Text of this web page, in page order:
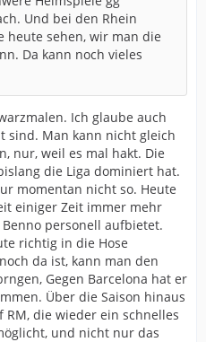
Und bei den Rhein
heute sehen, wir man die
Da kann noch vieles
Ich glaube auch
sind. Man kann nicht gleich
nur, weil es mal hakt. Die
die Liga dominiert hat.
momentan nicht so. Heute
einiger Zeit immer mehr
personell aufbietet.
richtig in die Hose
da ist, kann man den
Gegen Barcelona hat er
Über die Saison hinaus
die wieder ein schnelles
und nicht nur das